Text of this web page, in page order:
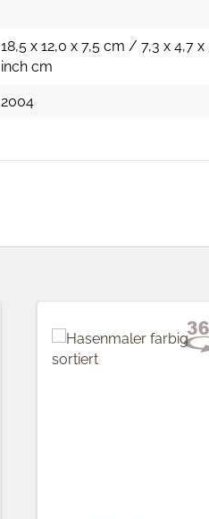
18,5 x 12,0 x 7,5 cm / 7,3 x 4,7 x
inch cm
2004